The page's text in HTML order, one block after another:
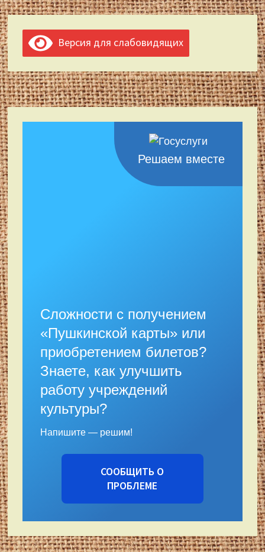
Версия для слабовидящих
Решаем вместе
Сложности с получением
«Пушкинской карты» или
приобретением билетов?
Знаете, как улучшить
работу учреждений
культуры?
Напишите — решим!
СООБЩИТЬ О
ПРОБЛЕМЕ